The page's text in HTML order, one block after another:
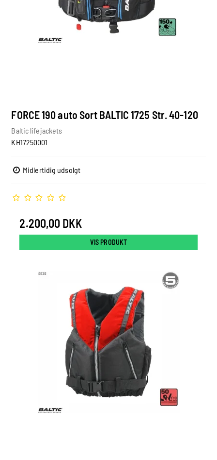
FORCE 190 auto Sort BALTIC 1725 Str. 40-120
Baltic lifejackets
KH17250001
Midlertidig udsolgt
2.200,00 DKK
VIS PRODUKT